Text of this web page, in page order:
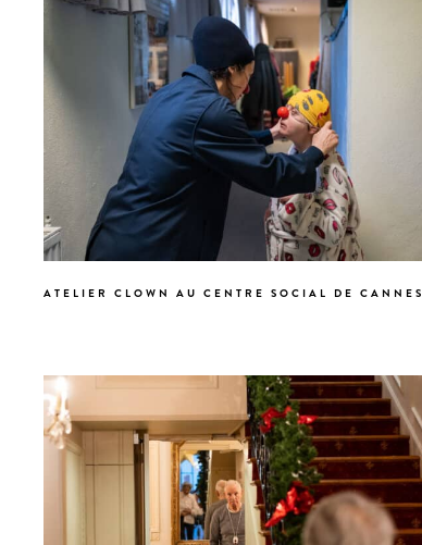
ATELIER CLOWN AU CENTRE SOCIAL DE CANNES